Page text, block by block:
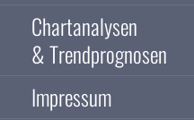
Chartanalysen
& Trendprognosen
Impressum